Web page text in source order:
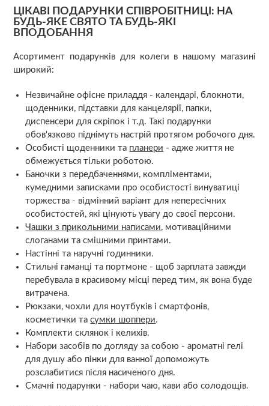
ЦІКАВІ ПОДАРУНКИ СПІВРОБІТНИЦІ: НА
БУДЬ-ЯКЕ СВЯТО ТА БУДЬ-ЯКІ
ВПОДОБАННЯ
Асортимент подарунків для колеги в нашому магазині
широкий:
Незвичайне офісне приладдя - календарі, блокноти,
щоденники, підставки для канцелярії, папки,
диспенсери для скріпок і т.д. Такі подарунки
обов'язково піднімуть настрій протягом робочого дня.
Особисті щоденники та планери - адже життя не
обмежується тільки роботою.
Баночки з передбаченнями, компліментами,
кумедними записками про особистості винуватиці
торжества - відмінний варіант для непересічних
особистостей, які цінують увагу до своєї персони.
Чашки з прикольними написами, мотиваційними
слоганами та смішними принтами.
Настінні та наручні годинники.
Стильні гаманці та портмоне - щоб зарплата завжди
перебувала в красивому місці перед тим, як вона буде
витрачена.
Рюкзаки, чохли для ноутбуків і смартфонів,
косметички тасумки шоппери.
Комплекти склянок і келихів.
Набори засобів по догляду за собою - ароматні гелі
для душу або пінки для ванної допоможуть
розслабитися після насиченого дня.
Смачні подарунки - набори чаю, кави або солодощів.